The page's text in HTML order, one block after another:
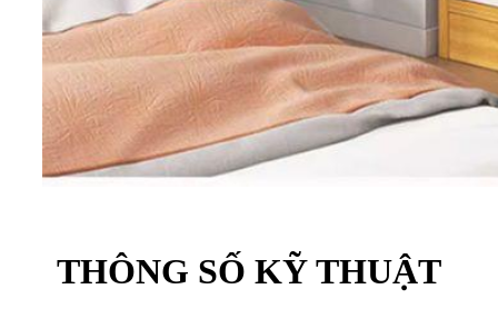
THÔNG SỐ KỸ THUẬT